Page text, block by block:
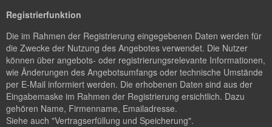
Registrierfunktion
Die im Rahmen der Registrierung eingegebenen Daten werden für
die Zwecke der Nutzung des Angebotes verwendet. Die Nutzer
können über angebots- oder registrierungsrelevante Informationen,
wie Änderungen des Angebotsumfangs oder technische Umstände
per E-Mail informiert werden. Die erhobenen Daten sind aus der
Eingabemaske im Rahmen der Registrierung ersichtlich. Dazu
gehören Name, Firmenname, Emailadresse.
Siehe auch "Vertragserfüllung und Speicherung".